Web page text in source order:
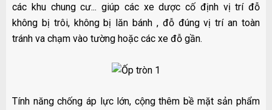
các khu chung cư... giúp các xe dược cố định vị trí đỗ
không bị trôi, không bị lăn bánh , đỗ đúng vị trí an toàn
tránh va chạm vào tường hoặc các xe đỗ gần.
Tính năng chống áp lực lớn, cộng thêm bề mặt sản phẩm